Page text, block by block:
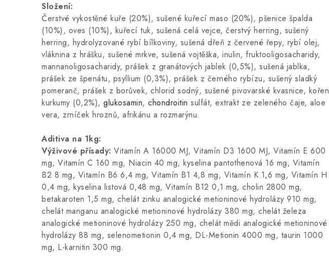
Složení:
Čerstvé vykostěné kuře (20%), sušené kuřecí maso (20%), pšenice špalda
(10%), oves (10%), kuřecí tuk, sušená celá vejce, čerstvý herring, sušený
herring, hydrolyzované rybí bílkoviny, sušená dřeň z červené řepy, rybí olej,
vláknina z hrášku, sušené mrkve, sušená vojtěška, inulin, fruktooligosacharidy,
mannanoligosacharidy, prášek z granátových jablek (0,5%), sušená jablka,
prášek ze špenátu, psyllium (0,3%), prášek z černého rybízu, sušený sladký
pomeranč, prášek z borůvek, chlorid sodný, sušené pivovarské kvasnice, kořen
kurkumy (0,2%), glukosamin, chondroitin sulfát, extrakt ze zeleného čaje, aloe
vera, zrníček hroznů, afrikánu a rozmarýnu.
Aditiva na 1kg:
Výživové přísady: Vitamín A 16000 MJ, Vitamín D3 1600 MJ, Vitamín E 600
mg, Vitamín C 160 mg, Niacin 40 mg, kyselina pantothenová 16 mg, Vitamín
B2 8 mg, Vitamín B6 6,4 mg, Vitamín B1 4,8 mg, Vitamín K 1,6 mg, Vitamín H
0,4 mg, kyselina listová 0,48 mg, Vitamín B12 0,1 mg, cholin 2800 mg,
betakaroten 1,5 mg, chelát zinku analogické metioninové hydrolázy 910 mg,
chelát manganu analogické metioninové hydrolázy 380 mg, chelát železa
analogické metioninové hydrolázy 250 mg, chelát mědi analogické metioninové
hydrolázy 88 mg, selenometionin 0,4 mg, DL-Metionin 4000 mg, taurin 1000
mg, L-karnitin 300 mg.